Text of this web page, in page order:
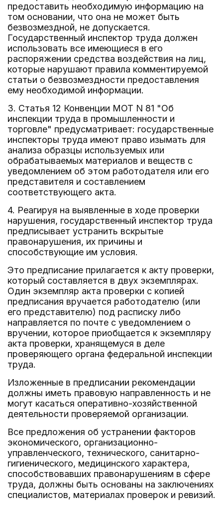
предоставить необходимую информацию на
том основании, что она не может быть
безвозмездной, не допускается.
Государственный инспектор труда должен
использовать все имеющиеся в его
распоряжении средства воздействия на лиц,
которые нарушают правила комментируемой
статьи о безвозмездности предоставления
ему необходимой информации.
3. Статья 12 Конвенции МОТ N 81 "Об
инспекции труда в промышленности и
торговле" предусматривает: государственные
инспекторы труда имеют право изымать для
анализа образцы используемых или
обрабатываемых материалов и веществ с
уведомлением об этом работодателя или его
представителя и составлением
соответствующего акта.
4. Реагируя на выявленные в ходе проверки
нарушения, государственный инспектор труда
предписывает устранить вскрытые
правонарушения, их причины и
способствующие им условия.
Это предписание прилагается к акту проверки,
который составляется в двух экземплярах.
Один экземпляр акта проверки с копией
предписания вручается работодателю (или
его представителю) под расписку либо
направляется по почте с уведомлением о
вручении, которое приобщается к экземпляру
акта проверки, хранящемуся в деле
проверяющего органа федеральной инспекции
труда.
Изложенные в предписании рекомендации
должны иметь правовую направленность и не
могут касаться оперативно-хозяйственной
деятельности проверяемой организации.
Все предложения об устранении факторов
экономического, организационно-
управленческого, технического, санитарно-
гигиенического, медицинского характера,
способствовавших правонарушениям в сфере
труда, должны быть основаны на заключениях
специалистов, материалах проверок и ревизий.